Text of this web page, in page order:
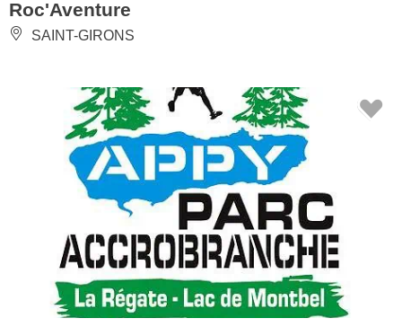
Roc'Aventure
SAINT-GIRONS